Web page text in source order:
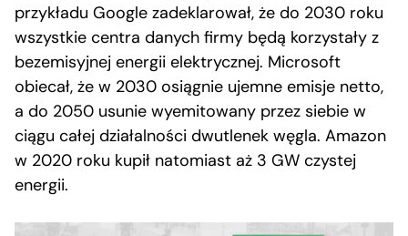
przykładu Google zadeklarował, że do 2030 roku
wszystkie centra danych firmy będą korzystały z
bezemisyjnej energii elektrycznej. Microsoft
obiecał, że w 2030 osiągnie ujemne emisje netto,
a do 2050 usunie wyemitowany przez siebie w
ciągu całej działalności dwutlenek węgla. Amazon
w 2020 roku kupił natomiast aż 3 GW czystej
energii.